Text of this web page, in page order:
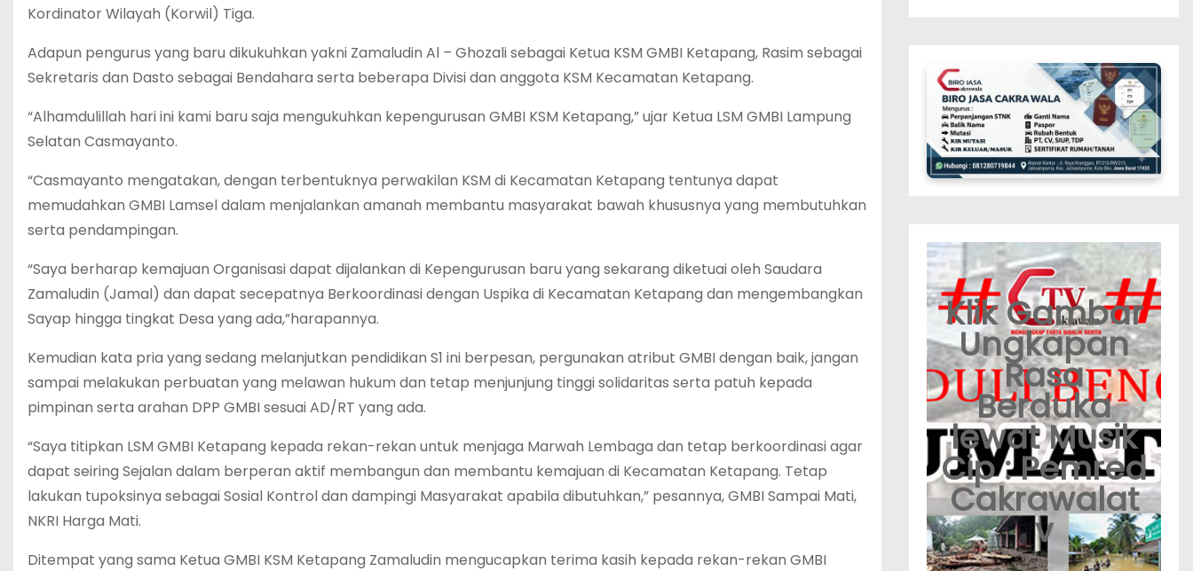
Kordinator Wilayah (Korwil) Tiga.
Adapun pengurus yang baru dikukuhkan yakni Zamaludin Al – Ghozali sebagai Ketua KSM GMBI Ketapang, Rasim sebagai
Sekretaris dan Dasto sebagai Bendahara serta beberapa Divisi dan anggota KSM Kecamatan Ketapang.
“Alhamdulillah hari ini kami baru saja mengukuhkan kepengurusan GMBI KSM Ketapang,” ujar Ketua LSM GMBI Lampung
Selatan Casmayanto.
“Casmayanto mengatakan, dengan terbentuknya perwakilan KSM di Kecamatan Ketapang tentunya dapat
memudahkan GMBI Lamsel dalam menjalankan amanah membantu masyarakat bawah khususnya yang membutuhkan
serta pendampingan.
“Saya berharap kemajuan Organisasi dapat dijalankan di Kepengurusan baru yang sekarang diketuai oleh Saudara
Zamaludin (Jamal) dan dapat secepatnya Berkoordinasi dengan Uspika di Kecamatan Ketapang dan mengembangkan
Sayap hingga tingkat Desa yang ada,”harapannya.
Kemudian kata pria yang sedang melanjutkan pendidikan S1 ini berpesan, pergunakan atribut GMBI dengan baik, jangan
sampai melakukan perbuatan yang melawan hukum dan tetap menjunjung tinggi solidaritas serta patuh kepada
pimpinan serta arahan DPP GMBI sesuai AD/RT yang ada.
“Saya titipkan LSM GMBI Ketapang kepada rekan-rekan untuk menjaga Marwah Lembaga dan tetap berkoordinasi agar
dapat seiring Sejalan dalam berperan aktif membangun dan membantu kemajuan di Kecamatan Ketapang. Tetap
lakukan tupoksinya sebagai Sosial Kontrol dan dampingi Masyarakat apabila dibutuhkan,” pesannya, GMBI Sampai Mati,
NKRI Harga Mati.
Ditempat yang sama Ketua GMBI KSM Ketapang Zamaludin mengucapkan terima kasih kepada rekan-rekan GMBI
Klik Gambar
Ungkapan
Rasa
Berduka
lewat Musik
Cip : Pemred
Cakrawalat
v